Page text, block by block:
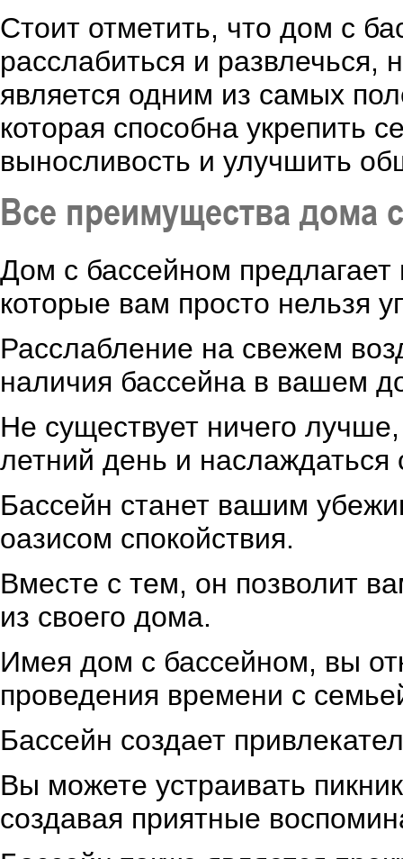
Стоит отметить, что дом с
расслабиться и развлечься,
является одним из самых
которая способна укрепить
выносливость и улучшить
Все преимущества дома
Дом с бассейном
которые вам просто нельзя
Расслабление на свежем
наличия бассейна в вашем
Не существует ничего
летний день и
Бассейн станет вашим
оазисом спокойствия.
Вместе с тем, он позволит
из своего дома.
Имея дом с бассейном, вы
проведения времени с
Бассейн создает
Вы можете устраивать
создавая приятные